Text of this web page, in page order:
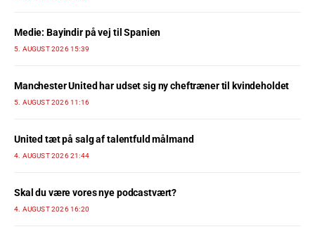
Medie: Bayindir på vej til Spanien
5. AUGUST 2026 15:39
Manchester United har udset sig ny cheftræner til kvindeholdet
5. AUGUST 2026 11:16
United tæt på salg af talentfuld målmand
4. AUGUST 2026 21:44
Skal du være vores nye podcastvært?
4. AUGUST 2026 16:20